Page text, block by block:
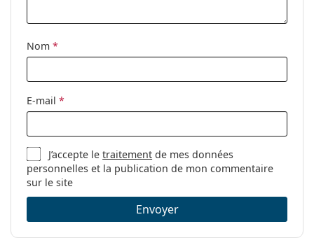
Nom *
E-mail *
J’accepte letraitement de mes données
personnelles et la publication de mon commentaire
sur le site
Envoyer